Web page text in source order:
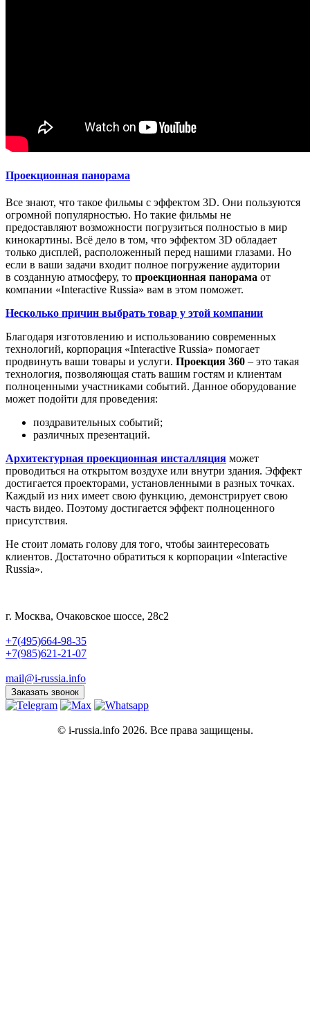
Проекционная панорама
Все знают, что такое фильмы с эффектом 3D. Они пользуются
огромной популярностью. Но такие фильмы не
предоставляют возможности погрузиться полностью в мир
кинокартины. Всё дело в том, что эффектом 3D обладает
только дисплей, расположенный перед нашими глазами. Но
если в ваши задачи входит полное погружение аудитории
в созданную атмосферу, то проекционная панорама от
компании «Interactive Russia» вам в этом поможет.
Несколько причин выбрать товар у этой компании
Благодаря изготовлению и использованию современных
технологий, корпорация «Interactive Russia» помогает
продвинуть ваши товары и услуги. Проекция 360 – это такая
технология, позволяющая стать вашим гостям и клиентам
полноценными участниками событий. Данное оборудование
может подойти для проведения:
поздравительных событий;
различных презентаций.
Архитектурная проекционная инсталляция может
проводиться на открытом воздухе или внутри здания. Эффект
достигается проекторами, установленными в разных точках.
Каждый из них имеет свою функцию, демонстрирует свою
часть видео. Поэтому достигается эффект полноценного
присутствия.
Не стоит ломать голову для того, чтобы заинтересовать
клиентов. Достаточно обратиться к корпорации «Interactive
Russia».
г. Москва, Очаковское шоссе, 28с2
+7(495)664-98-35
+7(985)621-21-07
mail@i-russia.info
Заказать звонок
© i-russia.info 2026. Все права защищены.